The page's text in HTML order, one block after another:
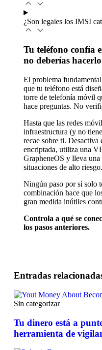
¿Son legales los IMSI
Tu teléfono confía
no deberías hacerlo
El problema
que tu teléfono está
torre de telefonía móvil
hace preguntas. No
Hasta que las redes
infraestructura (y no
recae sobre ti.
encriptada, utiliza una
GrapheneOS y lleva una
situaciones de alto riesgo.
Ningún paso por sí solo
combinación hace que
gran medida inútiles
Controla a qué se
los pasos anteriores.
Entradas
Sin categorizar
Tu dinero está a
herramienta de